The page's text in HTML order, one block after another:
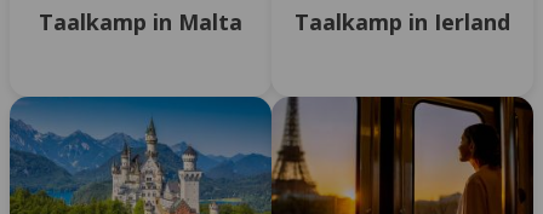
Taalkamp in Malta Taalkamp in Ierland